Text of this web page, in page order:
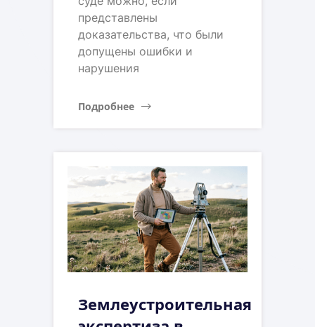
представлены
доказательства, что были
допущены ошибки и
нарушения
Подробнее
Землеустроительная